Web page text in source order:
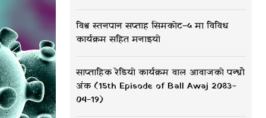
विश्व स्तनपान सप्ताह सिमकोट–५ मा विविध
कार्यक्रम सहित मनाइयो
साप्ताहिक रेडियो कार्यक्रम वाल आवाजको पन्ध्रौ
अंक (15th Episode of Ball Awaj 2083-
04-19)